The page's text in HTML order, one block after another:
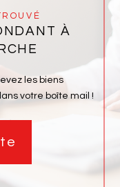
À
les biens
votre boîte mail !